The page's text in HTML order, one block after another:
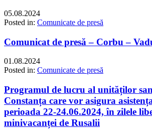
05.08.2024
Posted in: Comunicate de presă
Comunicat de presă – Corbu –
01.08.2024
Posted in: Comunicate de presă
Programul de lucru al unităților
Constanța care vor asigura
perioada 22-24.06.2024, în zilele
minivacanței de Rusalii